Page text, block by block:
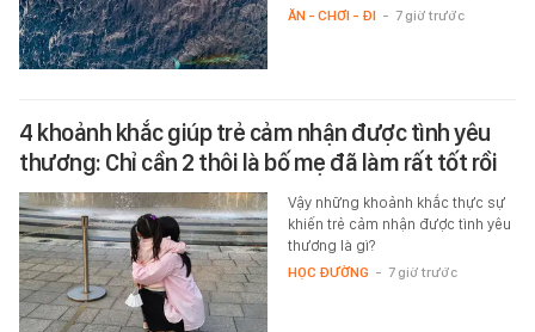
ĂN - CHƠI - ĐI - 7 giờ trước
4 khoảnh khắc giúp trẻ cảm nhận được tình yêu
thương: Chỉ cần 2 thôi là bố mẹ đã làm rất tốt rồi
Vậy những khoảnh khắc thực sự
khiến trẻ cảm nhận được tình yêu
thương là gì?
HỌC ĐƯỜNG - 7 giờ trước